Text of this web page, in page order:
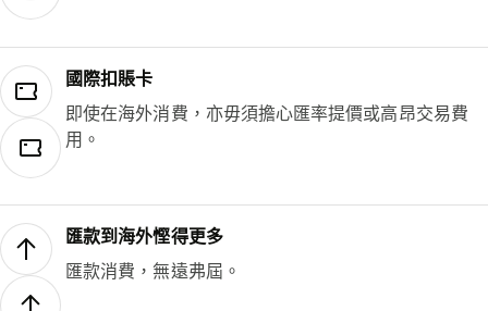
國際扣賬卡
即使在海外消費，亦毋須擔心匯率提價或高昂交易費
用。
匯款到海外慳得更多
匯款消費，無遠弗屆。